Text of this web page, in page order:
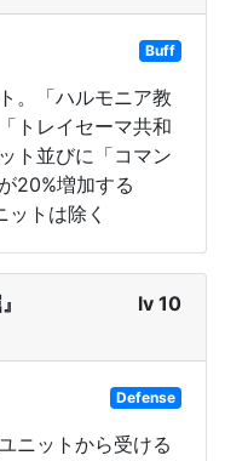
Buff
。「ハルモニア教
トレイセーマ共和
ト並びに「コマン
20%増加する
トは除く
lv 10
Defense
ニットから受ける